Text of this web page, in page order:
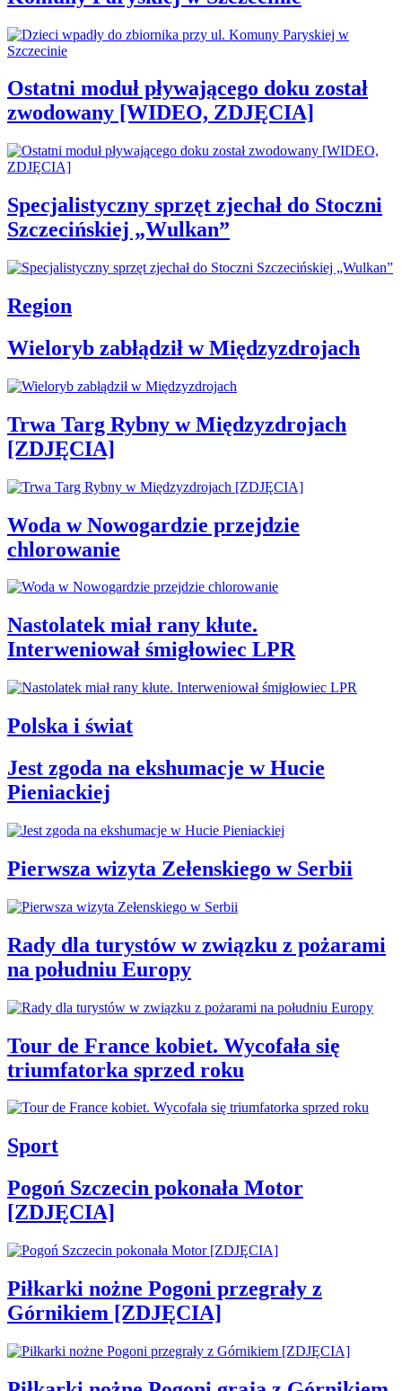
Ostatni moduł pływającego doku został
zwodowany [WIDEO, ZDJĘCIA]
Specjalistyczny sprzęt zjechał do Stoczni
Szczecińskiej „Wulkan”
Region
Wieloryb zabłądził w Międzyzdrojach
Trwa Targ Rybny w Międzyzdrojach
[ZDJĘCIA]
Woda w Nowogardzie przejdzie
chlorowanie
Nastolatek miał rany kłute.
Interweniował śmigłowiec LPR
Polska i świat
Jest zgoda na ekshumacje w Hucie
Pieniackiej
Pierwsza wizyta Zełenskiego w Serbii
Rady dla turystów w związku z pożarami
na południu Europy
Tour de France kobiet. Wycofała się
triumfatorka sprzed roku
Sport
Pogoń Szczecin pokonała Motor
[ZDJĘCIA]
Piłkarki nożne Pogoni przegrały z
Górnikiem [ZDJĘCIA]